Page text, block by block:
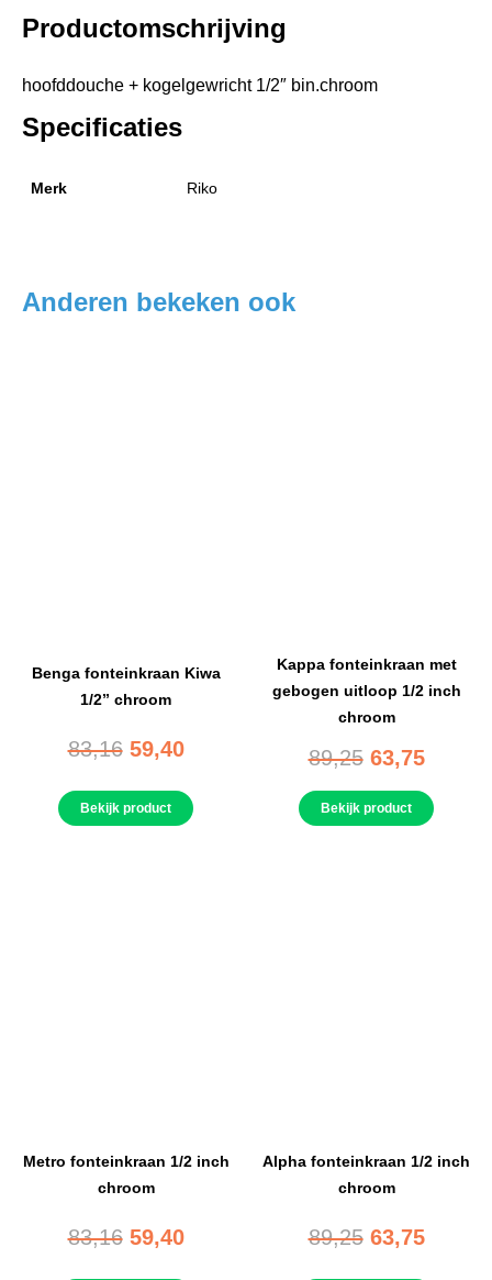
Productomschrijving
hoofddouche + kogelgewricht 1/2″ bin.chroom
Specificaties
Merk Riko
Anderen bekeken ook
Benga fonteinkraan Kiwa
1/2” chroom
83,16 59,40
Bekijk product
Kappa fonteinkraan met
gebogen uitloop 1/2 inch
chroom
89,25 63,75
Bekijk product
Metro fonteinkraan 1/2 inch
chroom
83,16 59,40
Alpha fonteinkraan 1/2 inch
chroom
89,25 63,75